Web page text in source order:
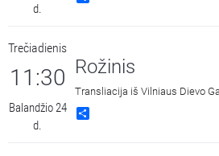
d.
Trečiadienis
11:30
Balandžio 24
d.
Rožinis
Transliacija iš Vilniaus Dievo